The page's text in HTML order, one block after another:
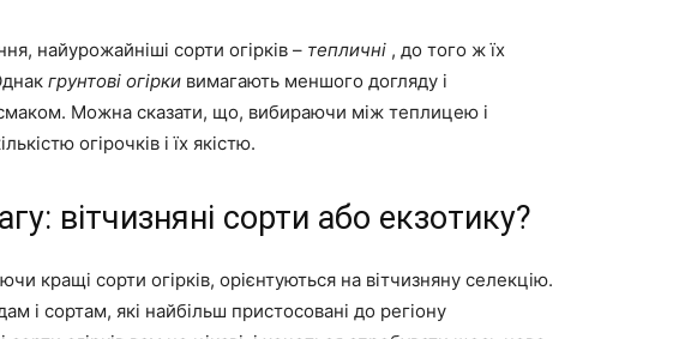
найурожайніші сорти огірків – тепличні , до того ж їх
грунтові огірки вимагають меншого догляду і
смаком. Можна сказати, що, вибираючи між теплицею і
огірочків і їх якістю.
вітчизняні сорти або екзотику?
кращі сорти огірків, орієнтуються на вітчизняну селекцію.
і сортам, які найбільш пристосовані до регіону